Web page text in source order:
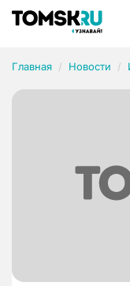
Главная Новости